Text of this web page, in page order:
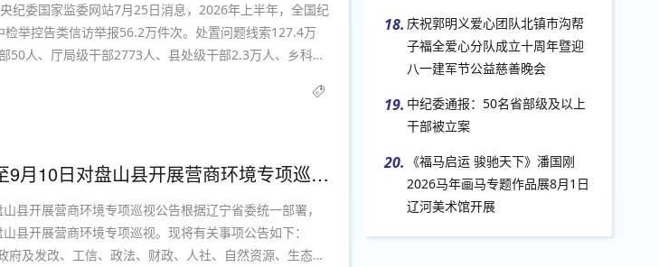
纪委国家监委网站7月25日消息，2026年上半年，全国纪
举控告类信访举报56.2万件次。处置问题线索127.4万
50人、厅局级干部2773人、县处级干部2.3万人、乡科级
辽宁省委第十巡视组于6月24日至9月10日对盘山县开展营商环境专项巡视公告
县开展营商环境专项巡视公告根据辽宁省委统一部署，
县开展营商环境专项巡视。现将有关事项公告如下：
及发改、工信、政法、财政、人社、自然资源、生态环
18. 庆祝郭明义爱心团队北镇市沟帮
子福全爱心分队成立十周年暨迎
八一建军节公益慈善晚会
19. 中纪委通报：50名省部级及以上
干部被立案
20. 《福马启运 骏驰天下》潘国刚
2026马年画马专题作品展8月1日
辽河美术馆开展